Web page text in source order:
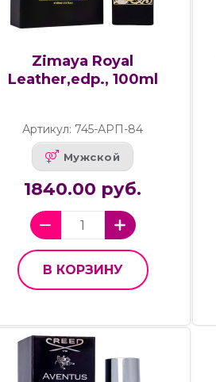
Zimaya Royal
Leather,edp., 100ml
Артикул: 745-АРП-84
Мужской
1840.00 руб.
В КОРЗИНУ